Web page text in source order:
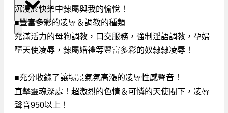
沉浸於快樂中隸屬與我的愉悅！
■豐富多彩的凌辱＆調教的種類
充滿活力的母狗調教，口交服務，強制淫語調教，孕婦
墮天使凌辱，隸屬婚禮等豐富多彩的奴隸隸凌辱！
■充分收錄了讓場景氣氛高漲的凌辱性感聲音！
直擊靈魂深處！超激烈的色情＆可憐的天使閣下，凌辱
聲音950以上！